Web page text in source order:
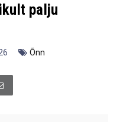
palju
Õnn